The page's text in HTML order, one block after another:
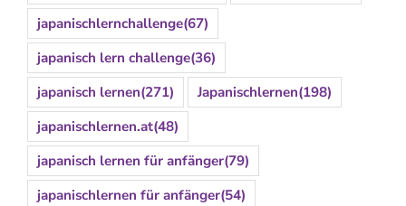
japanischlernchallenge(67)
japanisch lern challenge(36)
japanisch lernen(271) Japanischlernen(198)
japanischlernen.at(48)
japanisch lernen für anfänger(79)
japanischlernen für anfänger(54)